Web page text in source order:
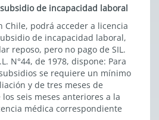
de incapacidad laboral
Chile, podrá acceder a licencia
de incapacidad laboral,
reposo, pero no pago de SIL.
N°44, de 1978, dispone: Para
se requiere un mínimo
y de tres meses de
seis meses anteriores a la
médica correspondiente